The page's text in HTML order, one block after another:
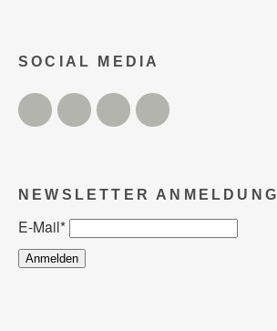
SOCIAL MEDIA
Twitter FacebookInstagram
NEWSLETTER ANMELDUNG
E-Mail*